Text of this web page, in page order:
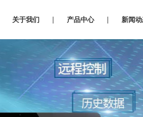
关于我们 | 产品中心 | 新闻